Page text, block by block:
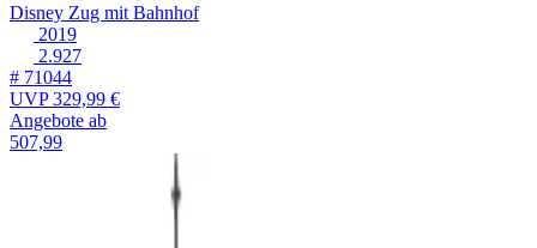
Disney Zug mit Bahnhof
2019
2.927
# 71044
UVP329,99 €
Angebote ab
507,99